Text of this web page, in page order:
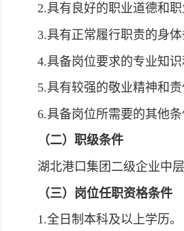
2.具有良好的职业道德和职
3.具有正常履行职责的身体
4.具备岗位要求的专业知识
5.具有较强的敬业精神和责
6.具备岗位所需要的其他条
（二）职级条件
湖北港口集团二级企业中
（三）岗位任职资格条件
1.全日制本科及以上学历。